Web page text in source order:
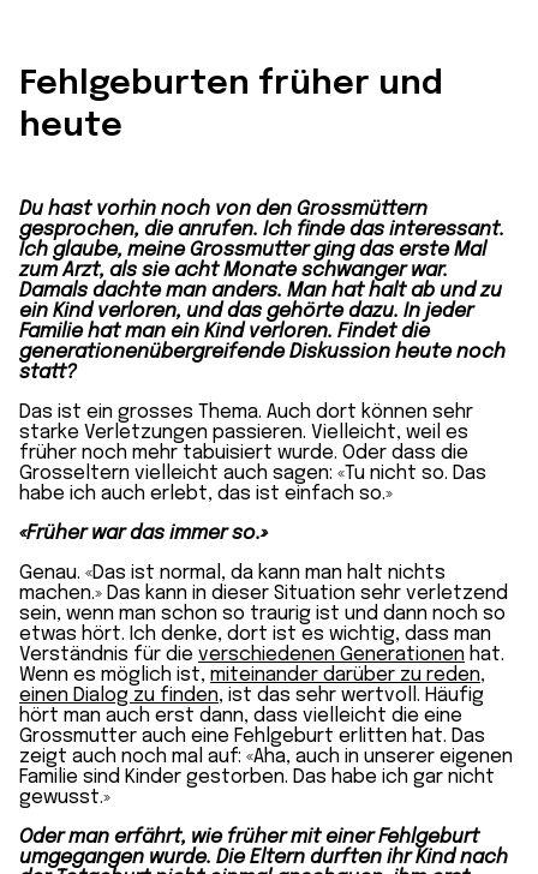
Fehlgeburten früher und
heute
Du hast vorhin noch von den Grossmüttern
gesprochen, die anrufen. Ich finde das interessant.
Ich glaube, meine Grossmutter ging das erste Mal
zum Arzt, als sie acht Monate schwanger war.
Damals dachte man anders. Man hat halt ab und zu
ein Kind verloren, und das gehörte dazu. In jeder
Familie hat man ein Kind verloren. Findet die
generationenübergreifende Diskussion heute noch
statt?
Das ist ein grosses Thema. Auch dort können sehr
starke Verletzungen passieren. Vielleicht, weil es
früher noch mehr tabuisiert wurde. Oder dass die
Grosseltern vielleicht auch sagen: «Tu nicht so. Das
habe ich auch erlebt, das ist einfach so.»
«Früher war das immer so.»
Genau. «Das ist normal, da kann man halt nichts
machen.» Das kann in dieser Situation sehr verletzend
sein, wenn man schon so traurig ist und dann noch so
etwas hört. Ich denke, dort ist es wichtig, dass man
Verständnis für die verschiedenen Generationen hat.
Wenn es möglich ist, miteinander darüber zu reden,
einen Dialog zu finden, ist das sehr wertvoll. Häufig
hört man auch erst dann, dass vielleicht die eine
Grossmutter auch eine Fehlgeburt erlitten hat. Das
zeigt auch noch mal auf: «Aha, auch in unserer eigenen
Familie sind Kinder gestorben. Das habe ich gar nicht
gewusst.»
Oder man erfährt, wie früher mit einer Fehlgeburt
umgegangen wurde. Die Eltern durften ihr Kind nach